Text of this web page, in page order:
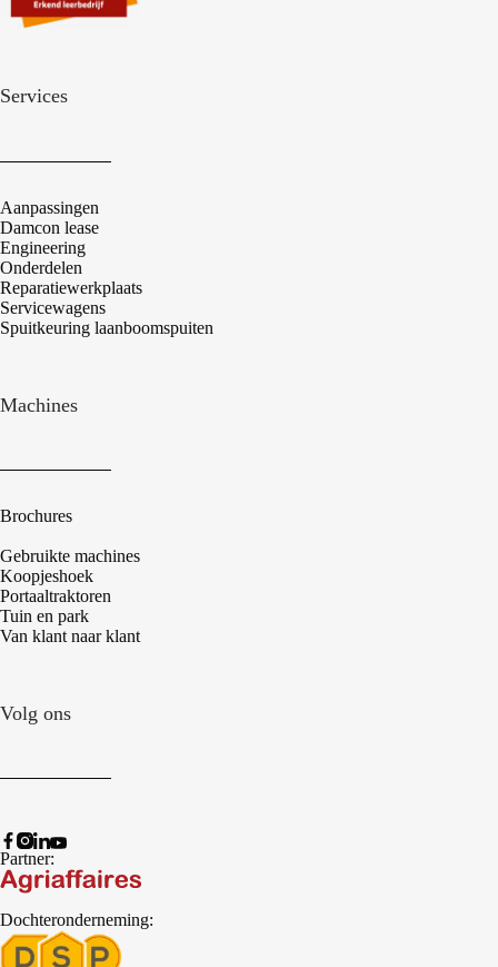
Services
Aanpassingen
Damcon lease
Engineering
Onderdelen
Reparatiewerkplaats
Servicewagens
Spuitkeuring laanboomspuiten
Machines
Brochures
Gebruikte machines
Koopjeshoek
Portaaltraktoren
Tuin en park
Van klant naar klant
Volg ons
Partner:
Dochteronderneming: